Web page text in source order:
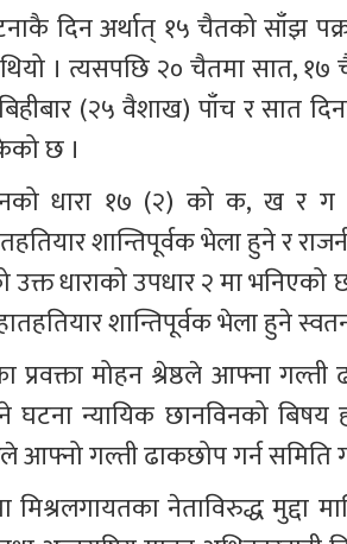
दिन अर्थात् १५ चैतको साँझ
। त्यसपछि २० चैतमा सात,
(२५ वैशाख) पाँच र सात
छ ।
धारा १७ (२) को क, ख र ग
शान्तिपूर्वक भेला हुने र
उक्त धाराको उपधार २ मा भनिएको
शान्तिपूर्वक भेला हुने
प्रवक्ता मोहन श्रेष्ठले आफ्ना
घटना न्यायिक छानविनको
आफ्नो गल्ती ढाकछोप गर्न
मिश्रलगायतका नेताविरुद्ध मुद्दा